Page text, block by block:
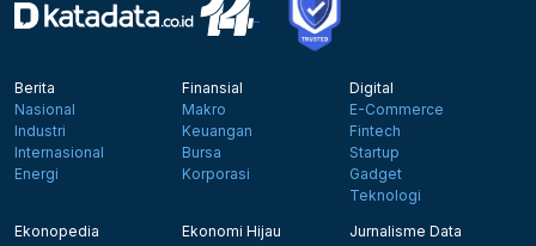
Berita
Nasional
Industri
Internasional
Energi
Finansial
Makro
Keuangan
Bursa
Korporasi
Digital
E-Commerce
Fintech
Startup
Gadget
Teknologi
Ekonopedia
Ekonomi Hijau
Jurnalisme Data